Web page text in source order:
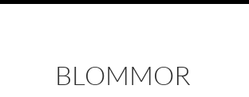
BLOMMOR